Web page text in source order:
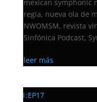
mexican symphonic
regia, nueva ola de
NWOMSM, revista
Sinfónica Podcast,
leer más